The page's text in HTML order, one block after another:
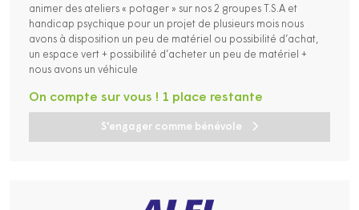
animer des ateliers « potager » sur nos 2 groupes T.S.A et
handicap psychique pour un projet de plusieurs mois nous
avons à disposition un peu de matériel ou possibilité d’achat,
un espace vert + possibilité d’acheter un peu de matériel +
nous avons un véhicule
S'engager comme bénévole
On compte sur vous ! 1 place restante